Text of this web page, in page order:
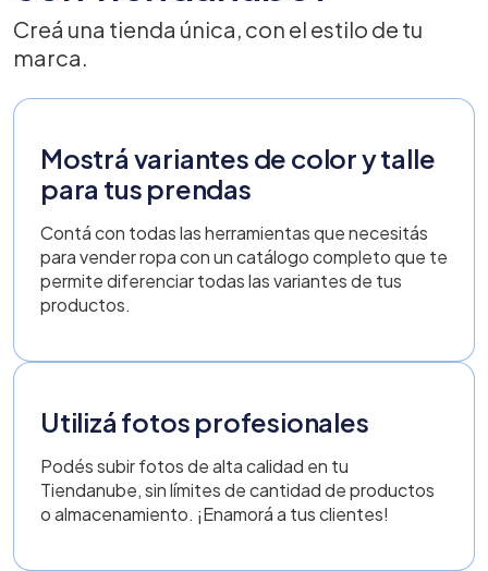
Creá una tienda única, con el estilo de tu
marca.
Mostrá variantes de color y talle
para tus prendas
Contá con todas las herramientas que necesitás
para vender ropa con un catálogo completo que te
permite diferenciar todas las variantes de tus
productos.
Utilizá fotos profesionales
Podés subir fotos de alta calidad en tu
Tiendanube, sin límites de cantidad de productos
o almacenamiento. ¡Enamorá a tus clientes!